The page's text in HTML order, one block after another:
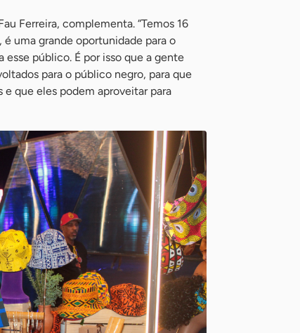
Ferreira, complementa. “Temos 16
é uma grande oportunidade para o
esse público. É por isso que a gente
para o público negro, para que
que eles podem aproveitar para